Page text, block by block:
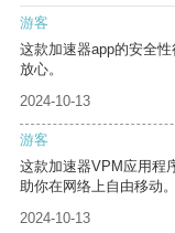
游客
这款加速器app的安全
放心。
2024-10-13
游客
这款加速器VPM应用程
助你在网络上自由移动。
2024-10-13